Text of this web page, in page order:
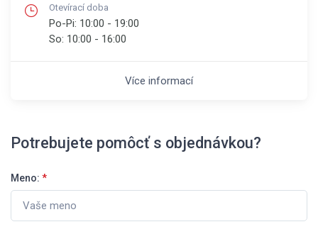
Otevírací doba
Po-Pi: 10:00 - 19:00
So: 10:00 - 16:00
Více informací
Potrebujete pomôcť s objednávkou?
Meno: *